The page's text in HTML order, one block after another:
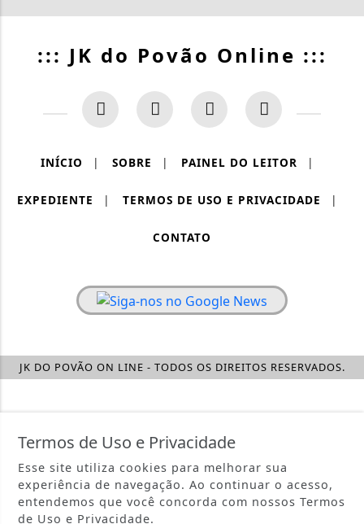
::: JK do Povão Online :::
INÍCIO | SOBRE | PAINEL DO LEITOR |
EXPEDIENTE | TERMOS DE USO E PRIVACIDADE |
CONTATO
JK DO POVÃO ON LINE - TODOS OS DIREITOS RESERVADOS.
Termos de Uso e Privacidade
Esse site utiliza cookies para melhorar sua
experiência de navegação. Ao continuar o acesso,
entendemos que você concorda com nossos Termos
de Uso e Privacidade.